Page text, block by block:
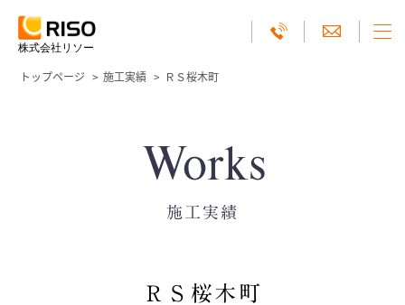
株式会社リソー
トップページ 施工実績 ＲＳ桜木町
Works
施工実績
ＲＳ桜木町